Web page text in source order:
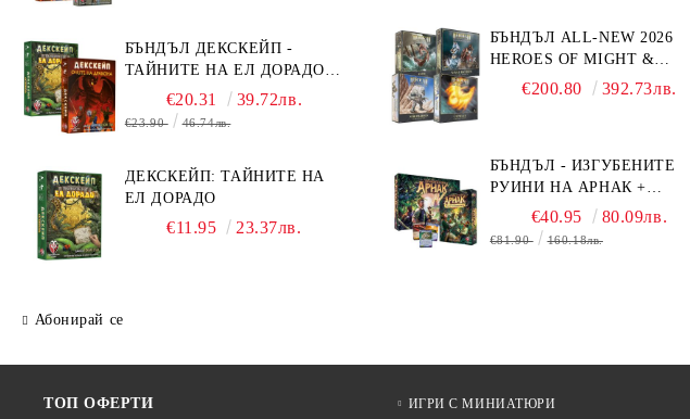
БЪНДЪЛ ДЕКСКЕЙП -
ТАЙНИТЕ НА ЕЛ ДОРАДО +
ОЧИТЕ НА ДРАКОНА
€20.31 39.72лв.
€23.90 46.74лв.
ДЕКСКЕЙП: ТАЙНИТЕ НА
ЕЛ ДОРАДО
€11.95 23.37лв.
Абонирай се
БЪНДЪЛ ALL-NEW 2026
HEROES OF MIGHT &
MAGIC III: THE BOARD
€200.80 392.73лв.
БЪНДЪЛ - ИЗГУБЕНИТЕ
РУИНИ НА АРНАК +
ВОДАЧИ НА ЕКСПЕДИЦИИ
+ ПРОМО КАРТИ
€40.95 80.09лв.
€81.90 160.18лв.
ТОП ОФЕРТИ
ИГРИ С МИНИАТЮРИ